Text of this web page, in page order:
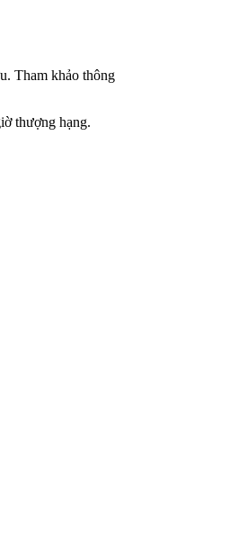
Tham khảo thông
thượng hạng.